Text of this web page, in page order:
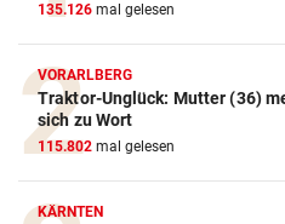
135.126 mal gelesen
VORARLBERG
Traktor-Unglück: Mutter (36)
sich zu Wort
115.802 mal gelesen
KÄRNTEN
ZUM VERGLEICH
Crosstrainer Vergleich
ZUM VERGLEICH
E-Bike Vergleich
ZUM VERGLEICH